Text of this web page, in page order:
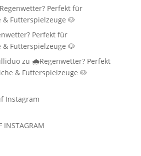
Perfekt für
Futterspielzeuge 🐶
Perfekt für
Futterspielzeuge 🐶
zu 🌧️Regenwetter? Perfekt
& Futterspielzeuge 🐶
INSTAGRAM